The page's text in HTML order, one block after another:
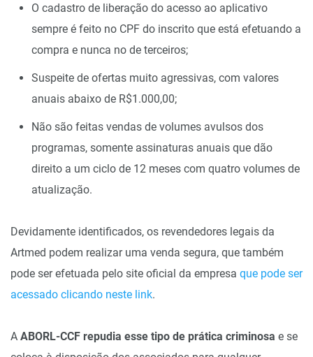
O cadastro de liberação do acesso ao aplicativo
sempre é feito no CPF do inscrito que está efetuando a
compra e nunca no de terceiros;
Suspeite de ofertas muito agressivas, com valores
anuais abaixo de R$1.000,00;
Não são feitas vendas de volumes avulsos dos
programas, somente assinaturas anuais que dão
direito a um ciclo de 12 meses com quatro volumes de
atualização.
Devidamente identificados, os revendedores legais da
Artmed podem realizar uma venda segura, que também
pode ser efetuada pelo site oficial da empresa que pode ser
acessado clicando neste link.
A ABORL-CCF repudia esse tipo de prática criminosa e se